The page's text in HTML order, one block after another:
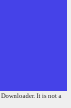
Downloader. It is not a